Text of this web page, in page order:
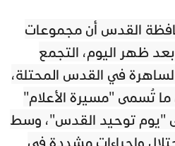
القدس أن مجموعات
ظهر اليوم، التجمع
في القدس المحتلة،
تُسمى "مسيرة الأعلام"
"يوم توحيد القدس"، وسط
وإجراءات مشددة في